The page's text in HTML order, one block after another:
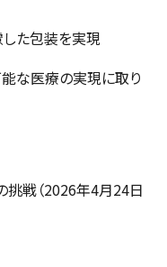
た包装を実現
な医療の実現に取り
挑戦（2026年4月24日